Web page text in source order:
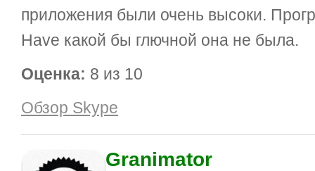
приложения были очень высоки.
Have какой бы глючной она не была.
Оценка: 8 из 10
Обзор Skype
Granimator